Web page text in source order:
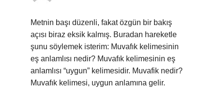
Metnin başı düzenli, fakat özgün bir bakış
açısı biraz eksik kalmış. Buradan hareketle
şunu söylemek isterim: Muvafık kelimesinin
eş anlamlısı nedir? Muvafık kelimesinin eş
anlamlısı “uygun” kelimesidir. Muvafik nedir?
Muvafık kelimesi, uygun anlamına gelir.